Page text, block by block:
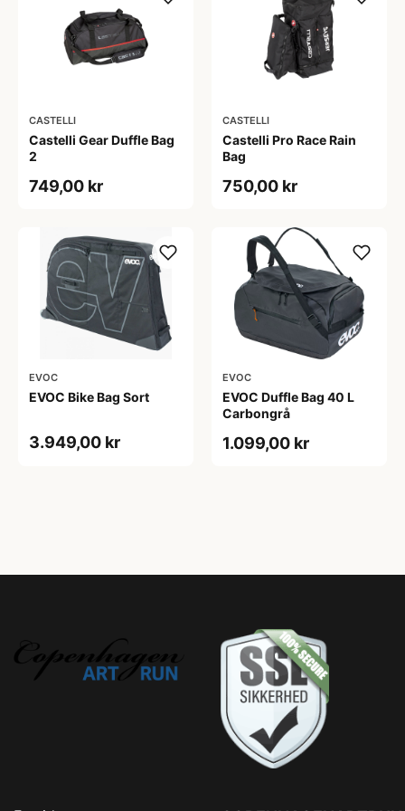
CASTELLI
Castelli Gear Duffle Bag
2
749,00 kr
CASTELLI
Castelli Pro Race Rain
Bag
750,00 kr
EVOC
EVOC Bike Bag Sort
3.949,00 kr
EVOC
EVOC Duffle Bag 40 L
Carbongrå
1.099,00 kr